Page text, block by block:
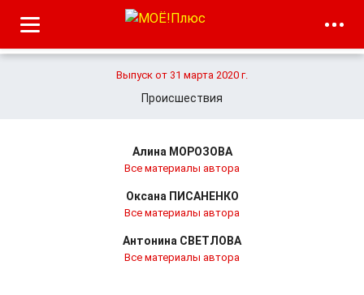
Выпуск от 31 марта 2020 г.
Происшествия
Алина МОРОЗОВА
Все материалы автора
Оксана ПИСАНЕНКО
Все материалы автора
Антонина СВЕТЛОВА
Все материалы автора